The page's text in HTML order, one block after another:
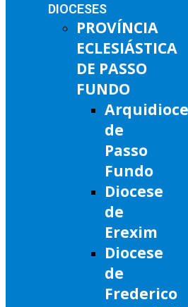
DIOCESES
PROVÍNCIA
ECLESIÁSTICA
DE PASSO
FUNDO
de
Passo
Fundo
Diocese
de
Erexim
Diocese
de
Frederico